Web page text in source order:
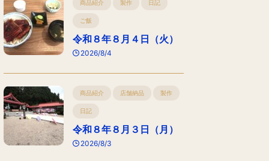
商品紹介 製作 日記
ご飯
令和８年８月４日（火）
2026/8/4
商品紹介 店舗納品 製作
日記
令和８年８月３日（月）
2026/8/3